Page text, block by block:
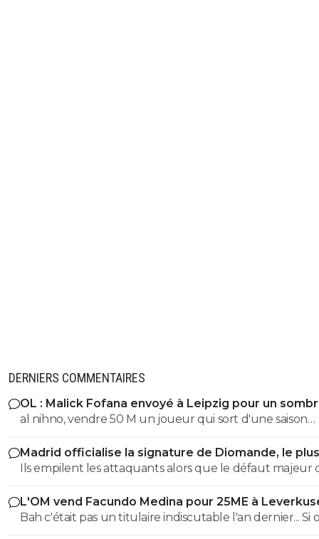
DERNIERS COMMENTAIRES
OL : Malick Fofana envoyé à Leipzig pour un
accord
al nihno, vendre 50 M un joueur qui sort d'une saison
blanche, tu penses vraiment que c'est faisable? Moi je
aucun souvenir d'un cas identique en tout cas
Madrid officialise la signature de Diomande, le
transfert de son histoire
Ils empilent les attaquants alors que le défaut majeur
cette équipe c'est le milieu de terrain depuis le départ
Kroos. Ils ont personne pour diriger l'équipe au centre,
Tchouameni et Valverde qui se détestent ...
L'OM vend Facundo Medina pour 25ME à
Bah c'était pas un titulaire indiscutable l'an dernier... Si
garde Balerdi ou Aguerd, et qu'on lui met un gars